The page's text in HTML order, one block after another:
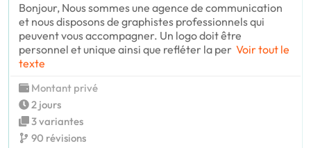
Bonjour, Nous sommes une agence de communication
et nous disposons de graphistes professionnels qui
peuvent vous accompagner. Un logo doit être
personnel et unique ainsi que refléter la per Voir tout le
texte
Montant privé
2 jours
3 variantes
90 révisions